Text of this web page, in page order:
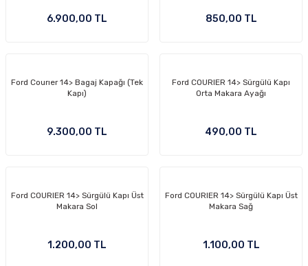
6.900,00 TL 850,00 TL
Ford Courıer 14> Bagaj Kapağı (Tek
Kapı)
9.300,00 TL
Ford COURIER 14> Sürgülü Kapı
Orta Makara Ayağı
490,00 TL
Ford COURIER 14> Sürgülü Kapı Üst
Makara Sol
1.200,00 TL
Ford COURIER 14> Sürgülü Kapı Üst
Makara Sağ
1.100,00 TL